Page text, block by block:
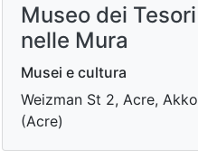
Museo dei Tesori
nelle Mura
Musei e cultura
Weizman St 2, Acre, Akko
(Acre)